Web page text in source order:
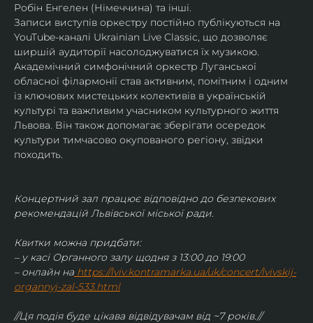
Робін Енгелен (Німеччина) та інші.
Записи виступів оркестру постійно публікуються на
YouTube-каналі Ukrainian Live Classic, що дозволяє
ширшій аудиторії насолоджуватися їх музикою​.
Академічний симфонічний оркестр Луганської
обласної філармонії став активним, помітним і одним
із ключових мистецьких колективів в українській
культурі та важливим учасником культурного життя
Львова. Він також допомагає зберігати осередок
культури тимчасово окупованого регіону, звідки
походить.
Концертний зал працює відповідно до безпекових
рекомендацій Львівської міської ради.
Квитки можна придбати:
– у касі Органного залу щодня з 13:00 до 19:00
– онлайн на https://lviv.kontramarka.ua/uk/concert/lvivskij-
organnyj-zal-533.html
//Ця подія буде цікава відвідувачам від ~7 років.//